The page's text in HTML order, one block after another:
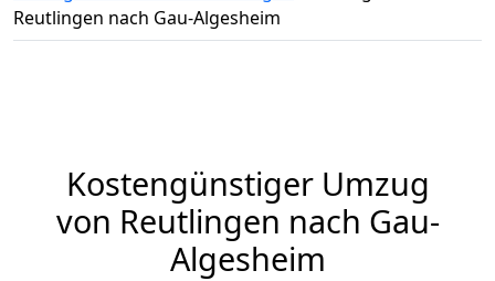
Reutlingen nach Gau-Algesheim
Kostengünstiger Umzug
von Reutlingen nach Gau-
Algesheim